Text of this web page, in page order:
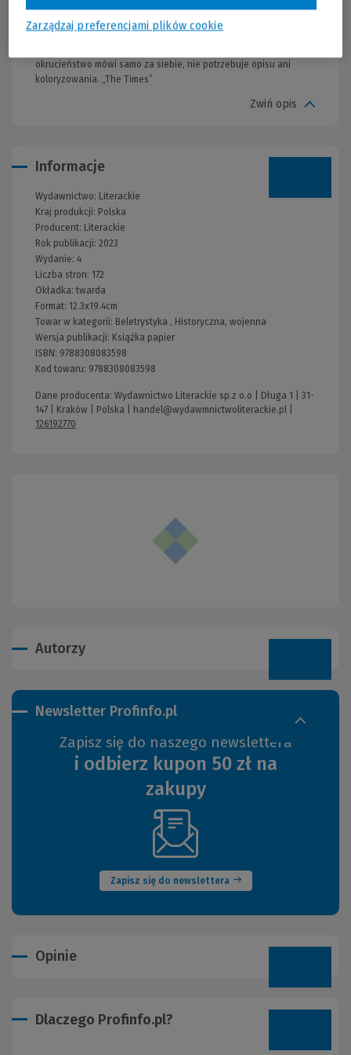
English Pen. Lapidarność, z jaką Tochman opowiada o
potwornościach wojny i jej toksycznych konsekwencjach,
okrucieństwo mówi samo za siebie, nie potrzebuje opisu ani
koloryzowania. „The Times”
Zwiń opis
Informacje
Wydawnictwo: Literackie
Kraj produkcji: Polska
Producent: Literackie
Rok publikacji: 2023
Wydanie: 4
Liczba stron: 172
Okładka:twarda
Format: 12.3x19.4cm
Towar w kategorii: Beletrystyka , Historyczna, wojenna
Wersja publikacji: Książka papier
ISBN: 9788308083598
Kod towaru: 9788308083598
Dane producenta: Wydawnictwo Literackie sp.z o.o | Długa 1 | 31-
147 | Kraków | Polska | handel@wydawmnictwoliterackie.pl
126192770
Autorzy
Newsletter Profinfo.pl
Zapisz się do naszego newslettera
i odbierz kupon 50 zł na
zakupy
Zapisz się do newslettera
(Nowe
okno)
Opinie
Dlaczego Profinfo.pl?
Zarządzaj preferencjami plików cookie